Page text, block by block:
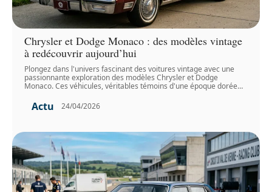
Chrysler et Dodge Monaco : des modèles vintage
à redécouvrir aujourd’hui
Plongez dans l'univers fascinant des voitures vintage avec une
passionnante exploration des modèles Chrysler et Dodge
Monaco. Ces véhicules, véritables témoins d'une époque dorée…
Actu 24/04/2026